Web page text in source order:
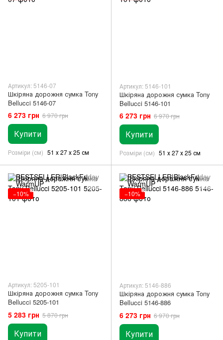
Артикул: 5146-07
Шкіряна дорожня сумка Tony
Bellucci 5146-07
6 273 грн 6 970 грн
Купити
Розміри (см) 51 х 27 х 25 см
Артикул: 5146-101
Шкіряна дорожня сумка Tony
Bellucci 5146-101
6 273 грн 6 970 грн
Купити
Розміри (см) 51 х 27 х 25 см
−10%
Артикул: 5205-101
Шкіряна дорожня сумка Tony
Bellucci 5205-101
5 283 грн 5 870 грн
Купити
−10%
Артикул: 5146-886
Шкіряна дорожня сумка Tony
Bellucci 5146-886
6 273 грн 6 970 грн
Купити